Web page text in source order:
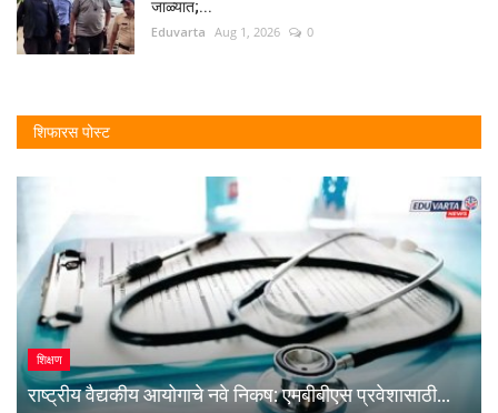
जाळ्यात;...
Eduvarta Aug 1, 2026 0
शिफारस पोस्ट
शिक्षण
राष्ट्रीय वैद्यकीय आयोगाचे नवे निकष: एमबीबीएस प्रवेशासाठी...